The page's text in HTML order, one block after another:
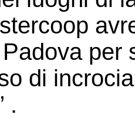
per
di
.